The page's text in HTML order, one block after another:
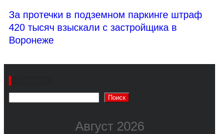
За протечки в подземном паркинге штраф
420 тысяч взыскали с застройщика в
Воронеже
Поиск
Август 2026